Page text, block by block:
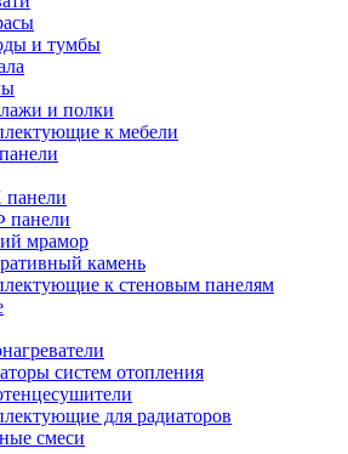
и тумбы
и полки
к мебели
мрамор
камень
к стеновым панелям
систем отопления
для радиаторов
смеси